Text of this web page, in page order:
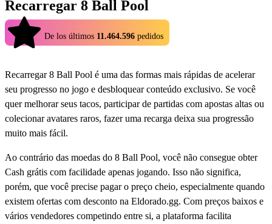
Recarregar 8 Ball Pool
De los últimos 11.464.596 pedidos
Recarregar 8 Ball Pool é uma das formas mais rápidas de acelerar
seu progresso no jogo e desbloquear conteúdo exclusivo. Se você
quer melhorar seus tacos, participar de partidas com apostas altas ou
colecionar avatares raros, fazer uma recarga deixa sua progressão
muito mais fácil.
Ao contrário das moedas do 8 Ball Pool, você não consegue obter
Cash grátis com facilidade apenas jogando. Isso não significa,
porém, que você precise pagar o preço cheio, especialmente quando
existem ofertas com desconto na Eldorado.gg. Com preços baixos e
vários vendedores competindo entre si, a plataforma facilita